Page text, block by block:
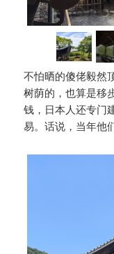
不怕晒的傻佬毅然
树荫的，也算是移
钱，日本人还专门
易。话说，当年他